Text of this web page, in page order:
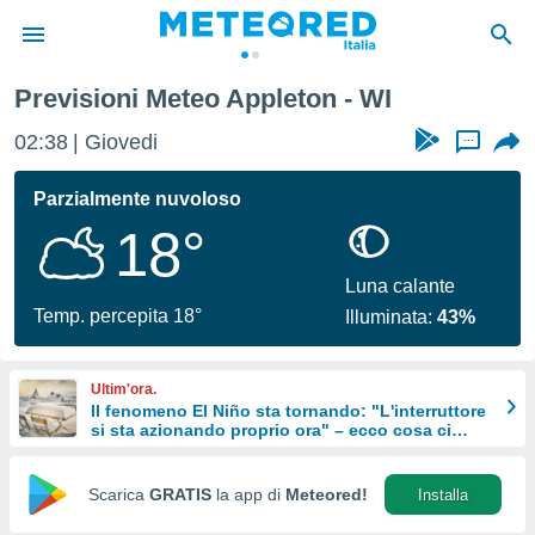
di
per
le
di
Web
Previsioni Meteo Appleton - WI
02:38 Giovedi ...
Parzialmente nuvoloso
18°
Temp. percepita 18°
Luna calante
Illuminata:43%
Ultim'ora.
Il fenomeno El Niño sta tornando: "L'interruttore
si sta azionando proprio ora" – ecco cosa ci
Scarica GRATIS la app di Meteored! Installa